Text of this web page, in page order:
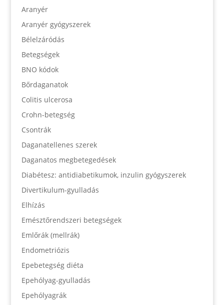
Aranyér
Aranyér gyógyszerek
Bélelzáródás
Betegségek
BNO kódok
Bőrdaganatok
Colitis ulcerosa
Crohn-betegség
Csontrák
Daganatellenes szerek
Daganatos megbetegedések
Diabétesz: antidiabetikumok, inzulin gyógyszerek
Divertikulum-gyulladás
Elhízás
Emésztőrendszeri betegségek
Emlőrák (mellrák)
Endometriózis
Epebetegség diéta
Epehólyag-gyulladás
Epehólyagrák